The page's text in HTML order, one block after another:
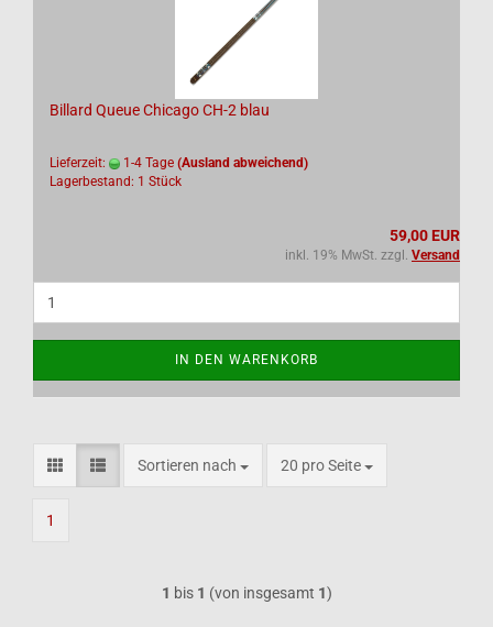
Billard Queue Chicago CH-2 blau
Lieferzeit: 1-4 Tage (Ausland abweichend)
Lagerbestand: 1 Stück
59,00 EUR
inkl. 19% MwSt. zzgl. Versand
IN DEN WARENKORB
Sortieren nach
Sortieren nach 20 pro Seite
pro Seite
1
1 bis 1 (von insgesamt 1)